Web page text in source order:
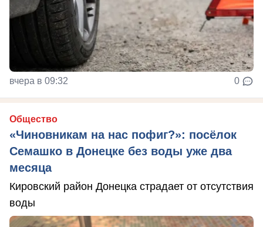
вчера в 09:32 0
Общество
«Чиновникам на нас пофиг?»: посёлок
Семашко в Донецке без воды уже два
месяца
Кировский район Донецка страдает от отсутствия
воды